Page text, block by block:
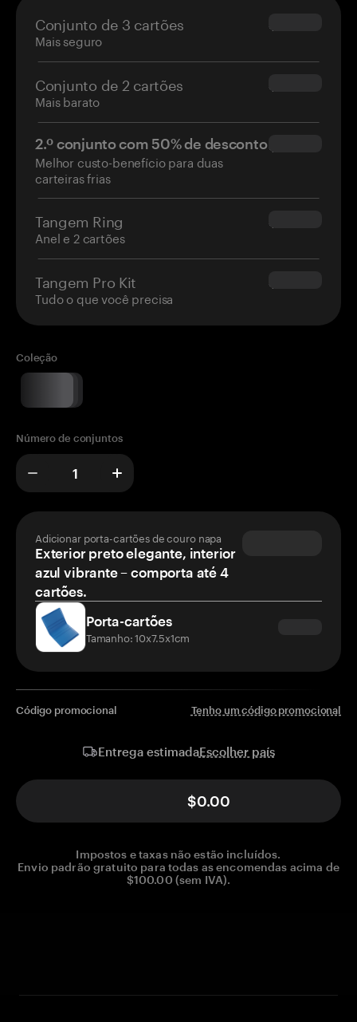
Conjunto de 3 cartões
Mais seguro
$69.90
Conjunto de 2 cartões
Mais barato
$54.90
2.º conjunto com 50% de desconto
Melhor custo-benefício para duas
carteiras frias
$34.95
Tangem Ring
Anel e 2 cartões
$160.00
Tangem Pro Kit
Tudo o que você precisa
$180.00
Coleção
Número de conjuntos
Adicionar porta-cartões de couro napa
Exterior preto elegante, interior
azul vibrante – comporta até 4
cartões.
Porta-cartões
Tamanho: 10x7.5x1cm
Código promocional Tenho um código promocional
Entrega estimadaEscolher país
$0.00
Impostos e taxas não estão incluídos.
Envio padrão gratuito para todas as encomendas acima de
$100.00 (sem IVA).